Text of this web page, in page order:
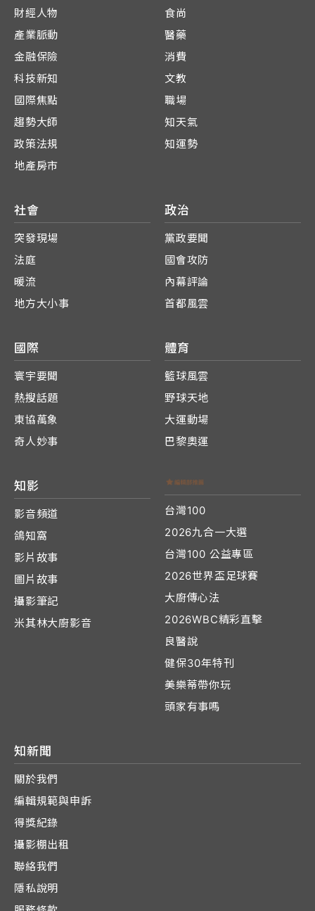
財經人物
產業脈動
金融保險
科技新知
國際焦點
趨勢大師
政策法規
地產房市
食尚
醫藥
消費
文教
職場
知天氣
知運勢
社會
突發現場
法庭
暖流
地方大小事
政治
黨政要聞
國會攻防
內幕評論
首都風雲
國際
寰宇要聞
熱搜話題
東協萬象
奇人妙事
體育
籃球風雲
野球天地
大運動場
巴黎奧運
知影
影音頻道
鴿知窩
影片故事
圖片故事
攝影筆記
米其林大廚影音
台灣100
2026九合一大選
台灣100 公益專區
2026世界盃足球賽
大廚傳心法
2026WBC精彩直擊
良醫說
健保30年特刊
美樂蒂帶你玩
頭家有事嗎
知新聞
關於我們
編輯規範與申訴
得獎紀錄
攝影棚出租
聯絡我們
隱私說明